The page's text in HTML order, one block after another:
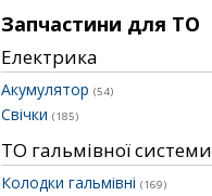
Запчастини для ТО
Електрика
Акумулятор (54)
Свічки (185)
ТО гальмівної системи
Колодки гальмівні (169)